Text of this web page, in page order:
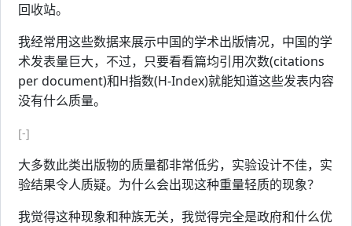
回收站。
我经常用这些数据来展示中国的学术出版情况，中国的学
术发表量巨大，不过，只要看看篇均引用次数(citations
per document)和H指数(H-Index)就能知道这些发表内容
没有什么质量。
[-]
大多数此类出版物的质量都非常低劣，实验设计不佳，实
验结果令人质疑。为什么会出现这种重量轻质的现象？
我觉得这种现象和种族无关，我觉得完全是政府和什么优